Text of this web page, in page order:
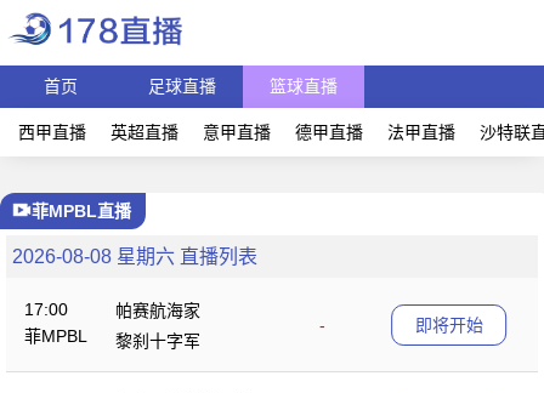
首页 足球直播 篮球直播
西甲直播 英超直播 意甲直播 德甲直播 法甲直播 沙特联
菲MPBL直播
2026-08-08 星期六 直播列表
17:00
菲MPBL
帕赛航海家
-
黎刹十字军
即将开始